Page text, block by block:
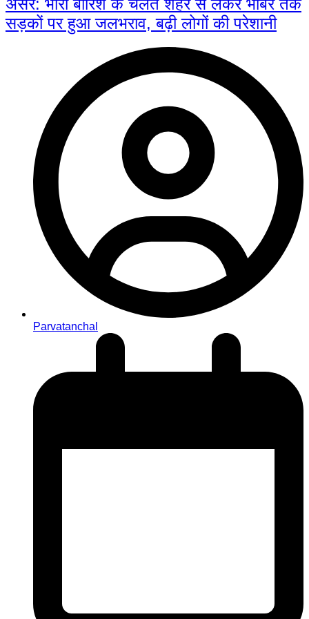
सड़कों पर हुआ जलभराव, बढ़ी लोगों की परेशानी
Parvatanchal